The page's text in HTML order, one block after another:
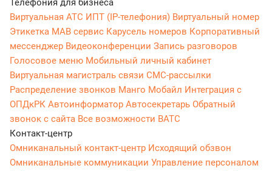
Телефония для бизнеса
Виртуальная АТС ИПТ (IP-телефония) Виртуальный номер
Этикетка МАВ сервис Карусель номеров Корпоративный
мессенджер Видеоконференции Запись разговоров
Голосовое меню Мобильный личный кабинет
Виртуальная магистраль связи СМС-рассылки
Распределение звонков Манго Мобайл Интеграция с
ОПДкРК Автоинформатор Автосекретарь Обратный
звонок с сайта Все возможности ВАТС
Контакт-центр
Омниканальный контакт-центр Исходящий обзвон
Омниканальные коммуникации Управление персоналом